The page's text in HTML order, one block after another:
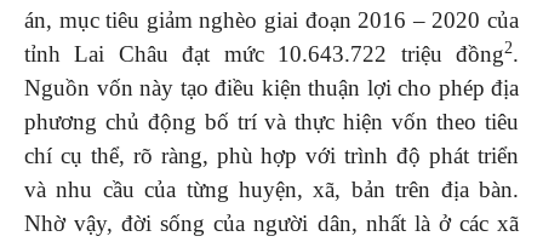
án, mục tiêu giảm nghèo giai đoạn 2016 – 2020 của
tỉnh Lai Châu đạt mức 10.643.722 triệu đồng2.
Nguồn vốn này tạo điều kiện thuận lợi cho phép địa
phương chủ động bố trí và thực hiện vốn theo tiêu
chí cụ thể, rõ ràng, phù hợp với trình độ phát triển
và nhu cầu của từng huyện, xã, bản trên địa bàn.
Nhờ vậy, đời sống của người dân, nhất là ở các xã